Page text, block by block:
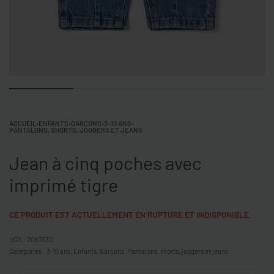
ACCUEIL ›ENFANTS›GARÇONS›3-10 ANS›
PANTALONS, SHORTS, JOGGERS ET JEANS
Jean à cinq poches avec
imprimé tigre
CE PRODUIT EST ACTUELLEMENT EN RUPTURE ET INDISPONIBLE.
2080330
Catégories : 3-10 ans Enfants Garçons Pantalons, shorts, joggers et jeans